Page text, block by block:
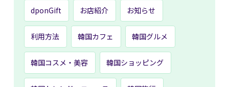
dponGift お店紹介 お知らせ
利用方法 韓国カフェ 韓国グルメ
韓国コスメ・美容 韓国ショッピング